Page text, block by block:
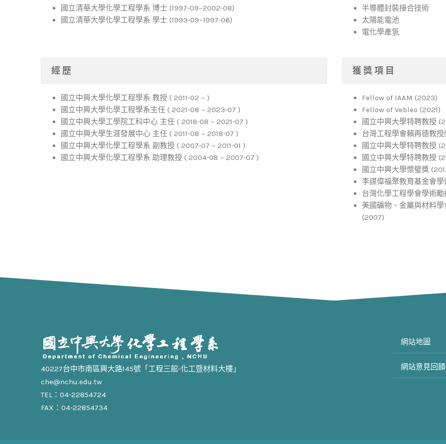
國立清華大學化學工程學系 博士 (1997-09~2002-08)
國立清華大學化學工程學系 學士 (1993-09~1997-06)
半導體封裝接合技術
太陽能電池
電化學產氫
經 歷
國立中興大學化學工程學系 教授 ( 2011-02 ~ )
國立中興大學化學工程學系主任 ( 2021-08 ~ 2023-07 )
國立中興大學工學院工科中心 主任 ( 2018-08 ~ 2021-07 )
國立中興大學生涯發展中心 主任 ( 2011-08 ~ 2018-07 )
國立中興大學化學工程學系 副教授 ( 2007-07 ~ 2011-01 )
國立中興大學化學工程學系 助理教授 ( 2004-08 ~ 2007-07 )
獲 獎 項 目
Fellow of IAAM (2023)
Fellow of Vebleo (2021)
國立中興大學特聘教授
台灣工程學會賴再德教授
國立中興大學特聘教授
國立中興大學特聘教授
國立中興大學懷璧獎
李謀偉福聚教育基金會
台灣化學工程學會學術
美國礦物、金屬與材料
(2007)
40227台中市南區興大路145號「工程三館-化工暨材料大樓」
che@nchu.edu.tw
TEL：04-22854724
FAX：04-22854734
網站地圖
網站意見回饋